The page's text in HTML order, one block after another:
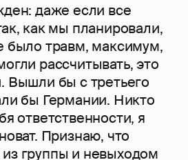
даже если все
как мы планировали,
было травм, максимум,
рассчитывать, это
Вышли бы с третьего
бы Германии. Никто
ответственности, я
Признаю, что
группы и невыходом